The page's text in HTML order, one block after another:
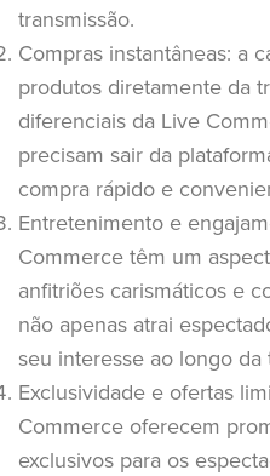
transmissão.
Compras instantâneas: a
produtos diretamente da
diferenciais da Live
precisam sair da
compra rápido e
Entretenimento e
Commerce têm um
anfitriões carismáticos e
não apenas atrai
seu interesse ao longo da
Exclusividade e ofertas
Commerce oferecem
exclusivos para os